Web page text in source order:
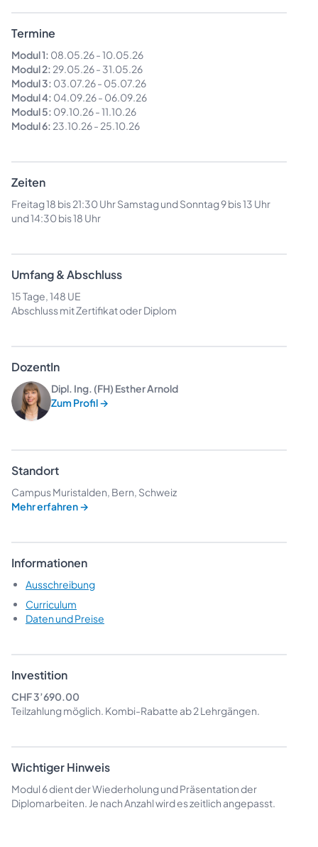
Termine
Modul 1: 08.05.26-10.05.26
Modul 2: 29.05.26- 31.05.26
Modul 3: 03.07.26- 05.07.26
Modul 4: 04.09.26- 06.09.26
Modul 5: 09.10.26-11.10.26
Modul 6: 23.10.26- 25.10.26
Zeiten
Freitag 18 bis 21:30 Uhr Samstag und Sonntag 9 bis 13 Uhr
und 14:30 bis 18 Uhr
Umfang & Abschluss
15 Tage, 148 UE
Abschluss mit Zertifikat oder Diplom
DozentIn
Dipl. Ing. (FH) Esther Arnold
Zum Profil→
Standort
Campus Muristalden, Bern, Schweiz
Mehr erfahren→
Informationen
Ausschreibung
Curriculum
Daten und Preise
Investition
CHF 3’690.00
Teilzahlung möglich. Kombi-Rabatte ab 2 Lehrgängen.
Wichtiger Hinweis
Modul 6 dient der Wiederholung und Präsentation der
Diplomarbeiten. Je nach Anzahl wird es zeitlich angepasst.